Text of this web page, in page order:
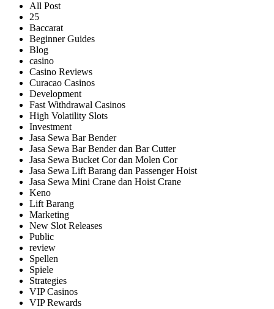
All Post
25
Baccarat
Beginner Guides
Blog
casino
Casino Reviews
Curacao Casinos
Development
Fast Withdrawal Casinos
High Volatility Slots
Investment
Jasa Sewa Bar Bender
Jasa Sewa Bar Bender dan Bar Cutter
Jasa Sewa Bucket Cor dan Molen Cor
Jasa Sewa Lift Barang dan Passenger Hoist
Jasa Sewa Mini Crane dan Hoist Crane
Keno
Lift Barang
Marketing
New Slot Releases
Public
review
Spellen
Spiele
Strategies
VIP Casinos
VIP Rewards